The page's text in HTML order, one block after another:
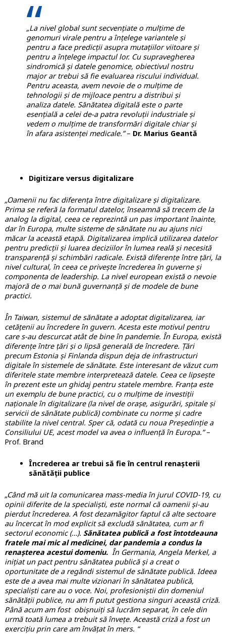
„La nivel global sunt secvențiate o mulțime de
genomuri virale pentru a înțelege variantele și
pentru a face predicții asupra mutațiilor viitoare și
pentru a înțelege impactul lor. Cu supravegherea
sindromică și datele genomice, obiectivul nostru
major ar trebui să fie evaluarea riscului individual.
Pentru aceasta, avem nevoie de o mulțime de
tehnologii și de mijloace pentru a distribui și
analiza datele. Sănătatea digitală este o parte
esențială a celei de-a patra revoluții industriale și
vedem o mulțime de transformări digitale chiar și
în afara asistenței medicale.”– Dr. Marius Geantă
Digitizare versus digitalizare
„Oamenii nu fac diferența între digitalizare și digitalizare.
Prima se referă la formatul datelor, înseamnă să trecem de la
analog la digital, ceea ce reprezintă un pas important înainte,
dar în Europa, multe sisteme de sănătate nu au ajuns nici
măcar la această etapă. Digitalizarea implică utilizarea datelor
pentru predicții și luarea deciziilor în lumea reală și necesită
transparență și schimbări radicale. Există diferențe între țări, la
nivel cultural, în ceea ce privește încrederea în guverne și
componenta de leadership. La nivel european există o nevoie
majoră de o mai bună guvernanță și de modele de bune
practici.
În Taiwan, sistemul de sănătate a adoptat digitalizarea, iar
cetățenii au încredere în guvern. Acesta este motivul pentru
care s-au descurcat atât de bine în pandemie. În Europa, există
diferențe între țări și o lipsă generală de încredere. Țări
precum Estonia și Finlanda dispun deja de infrastructuri
digitale în sistemele de sănătate. Este interesant de văzut cum
diferitele state membre interpretează datele. Ceea ce lipsește
în prezent este un ghidaj pentru statele membre. Franța este
un exemplu de bune practici, cu o mulțime de investiții
naționale în digitalizare (la nivel de orașe, asigurări, spitale și
servicii de sănătate publică) combinate cu norme și cadre
stabilite la nivel central. Sper că, odată cu noua Președinție a
Consiliului UE, acest model va avea o influență în Europa.”–
Prof. Brand
Încrederea ar trebui să fie în centrul renașterii
sănătății publice
„Când mă uit la comunicarea mass-media în jurul COVID-19, cu
opinii diferite de la specialiști, este normal că oamenii și-au
pierdut încrederea. A fost dezamăgitor faptul că alte sectoare
au încercat în mod explicit să excludă sănătatea, cum ar fi
sectorul economic (…). Sănătatea publică a fost întotdeauna
fratele mai mic al medicinei, dar pandemia a condus la
renașterea acestui domeniu.În Germania, Angela Merkel, a
inițiat un pact pentru sănătatea publică și a creat o
oportunitate de a regândi sistemul de sănătate publică. Ideea
este de a avea mai multe vizionari în sănătatea publică,
specialiști care au o voce. Noi, profesioniștii din domeniul
sănătății publice, nu am fi putut gestiona singuri această criză.
Până acum am fost obișnuiți să lucrăm separat, în cele din
urmă toată lumea a trebuit să învețe. Această criză a fost un
exercițiu prin care am învățat în mers. “